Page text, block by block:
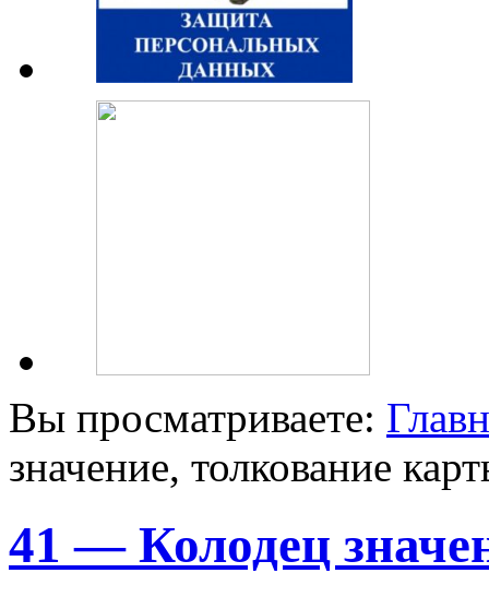
Вы просматриваете:
значение, толкование
41 — Колодец